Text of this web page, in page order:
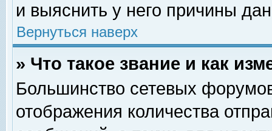
и выяснить у него причины
Вернуться наверх
» Что такое звание и как
Большинство сетевых
отображения количества